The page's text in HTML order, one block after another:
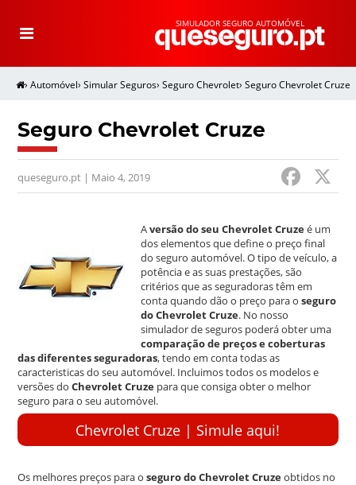
SIMULADOR SEGURO AUTOMÓVEL
T
o
l
n
g
a
t
i
o
› Automóvel› Simular Seguros› Seguro Chevrolet› Seguro Chevrolet Cruze
Seguro Chevrolet Cruze
queseguro.pt | Maio 4, 2019
Aversão do seu Chevrolet Cruzeé um
dos elementos que define o preço final
do seguro automóvel. O tipo de veículo, a
potência e as suas prestações, são
critérios que as seguradoras têm em
conta quando dão o preço para o seguro
do Chevrolet Cruze. No nosso
simulador de seguros poderá obter uma
comparação de preços e coberturas
das diferentes seguradoras, tendo em conta todas as
caracteristicas do seu automóvel. Incluimos todos os modelos e
versões doChevrolet Cruze para que consiga obter o melhor
seguro para o seu automóvel.
Chevrolet Cruze | Simule aqui!
Os melhores preços para oseguro do Chevrolet Cruzeobtidos no
F
a
c
e
o
o
k